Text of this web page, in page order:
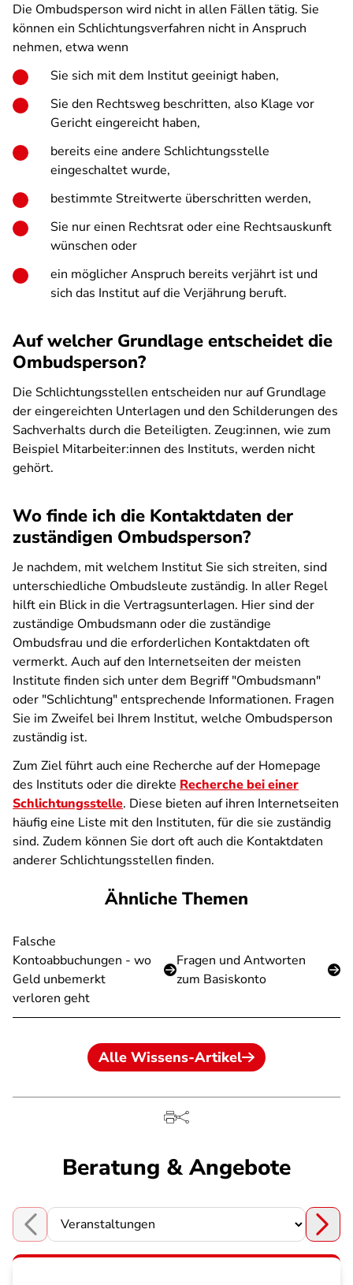
Die Ombudsperson wird nicht in allen Fällen tätig. Sie
können ein Schlichtungsverfahren nicht in Anspruch
nehmen, etwa wenn
Sie sich mit dem Institut geeinigt haben,
Sie den Rechtsweg beschritten, also Klage vor
Gericht eingereicht haben,
bereits eine andere Schlichtungsstelle
eingeschaltet wurde,
bestimmte Streitwerte überschritten werden,
Sie nur einen Rechtsrat oder eine Rechtsauskunft
wünschen oder
ein möglicher Anspruch bereits verjährt ist und
sich das Institut auf die Verjährung beruft.
Auf welcher Grundlage entscheidet die
Ombudsperson?
Die Schlichtungsstellen entscheiden nur auf Grundlage
der eingereichten Unterlagen und den Schilderungen des
Sachverhalts durch die Beteiligten. Zeug:innen, wie zum
Beispiel Mitarbeiter:innen des Instituts, werden nicht
gehört.
Wo finde ich die Kontaktdaten der
zuständigen Ombudsperson?
Je nachdem, mit welchem Institut Sie sich streiten, sind
unterschiedliche Ombudsleute zuständig. In aller Regel
hilft ein Blick in die Vertragsunterlagen. Hier sind der
zuständige Ombudsmann oder die zuständige
Ombudsfrau und die erforderlichen Kontaktdaten oft
vermerkt. Auch auf den Internetseiten der meisten
Institute finden sich unter dem Begriff "Ombudsmann"
oder "Schlichtung" entsprechende Informationen. Fragen
Sie im Zweifel bei Ihrem Institut, welche Ombudsperson
zuständig ist.
Zum Ziel führt auch eine Recherche auf der Homepage
des Instituts oder die direkte Recherche bei einer
Schlichtungsstelle. Diese bieten auf ihren Internetseiten
häufig eine Liste mit den Instituten, für die sie zuständig
sind. Zudem können Sie dort oft auch die Kontaktdaten
anderer Schlichtungsstellen finden.
Ähnliche Themen
Falsche
Kontoabbuchungen - wo
Geld unbemerkt
verloren geht
Fragen und Antworten
zum Basiskonto
Alle Wissens-Artikel
Beratung & Angebote
Choose a section